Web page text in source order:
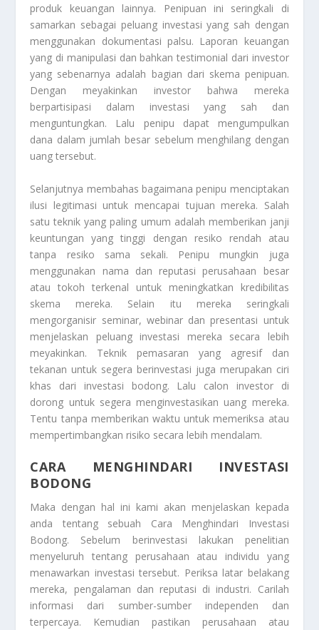
produk keuangan lainnya. Penipuan ini seringkali di
samarkan sebagai peluang investasi yang sah dengan
menggunakan dokumentasi palsu. Laporan keuangan
yang di manipulasi dan bahkan testimonial dari investor
yang sebenarnya adalah bagian dari skema penipuan.
Dengan meyakinkan investor bahwa mereka
berpartisipasi dalam investasi yang sah dan
menguntungkan. Lalu penipu dapat mengumpulkan
dana dalam jumlah besar sebelum menghilang dengan
uang tersebut.
Selanjutnya membahas bagaimana penipu menciptakan
ilusi legitimasi untuk mencapai tujuan mereka. Salah
satu teknik yang paling umum adalah memberikan janji
keuntungan yang tinggi dengan resiko rendah atau
tanpa resiko sama sekali. Penipu mungkin juga
menggunakan nama dan reputasi perusahaan besar
atau tokoh terkenal untuk meningkatkan kredibilitas
skema mereka. Selain itu mereka seringkali
mengorganisir seminar, webinar dan presentasi untuk
menjelaskan peluang investasi mereka secara lebih
meyakinkan. Teknik pemasaran yang agresif dan
tekanan untuk segera berinvestasi juga merupakan ciri
khas dari investasi bodong. Lalu calon investor di
dorong untuk segera menginvestasikan uang mereka.
Tentu tanpa memberikan waktu untuk memeriksa atau
mempertimbangkan risiko secara lebih mendalam.
CARA MENGHINDARI INVESTASI
BODONG
Maka dengan hal ini kami akan menjelaskan kepada
anda tentang sebuah Cara Menghindari Investasi
Bodong. Sebelum berinvestasi lakukan penelitian
menyeluruh tentang perusahaan atau individu yang
menawarkan investasi tersebut. Periksa latar belakang
mereka, pengalaman dan reputasi di industri. Carilah
informasi dari sumber-sumber independen dan
terpercaya. Kemudian pastikan perusahaan atau